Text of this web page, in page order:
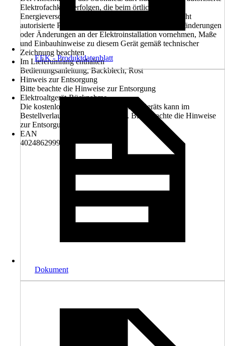
Elektrofachkraft erfolgen, die beim örtlichen
Energieversorgungsunternehmen zugelassen ist. Nicht
autorisierte Personen dürfen keine willkürlichen Veränderungen
oder Änderungen an der Elektroinstallation vornehmen, Maße
und Einbauhinweise zu diesem Gerät gemäß technischer
Zeichnung beachten
Im Lieferumfang enthalten
Bedienungsanleitung, Backblech, Rost
Hinweis zur Entsorgung
Bitte beachte die Hinweise zur Entsorgung
Elektroaltgerät-Rücknahme
Die kostenlose Rückgabe des Elektro-Geräts kann im
Bestellverlauf ausgewählt werden. Bitte beachte die Hinweise
zur Entsorgung.
EAN
4024862999209
EEK - Produktdatenblatt
Dokument